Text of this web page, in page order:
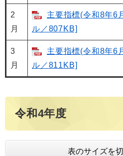
2
月
主要指標(令和8年6
ル／807KB]
3
月
主要指標(令和8年6
ル／811KB]
令和4年度
表のサイズを